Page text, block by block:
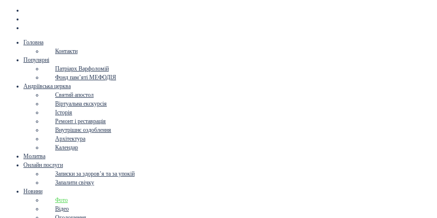
Головна
Контакти
Популярні
Патріарх Варфоломій
Фонд пам’яті МЕФОДІЯ
Андріївська церква
Святий апостол
Віртуальна екскурсія
Історія
Ремонт і реставрація
Внутрішнє оздоблення
Архітектура
Календар
Молитва
Онлайн послуги
Записки за здоров’я та за упокій
Запалити свічку
Новини
Фото
Відео